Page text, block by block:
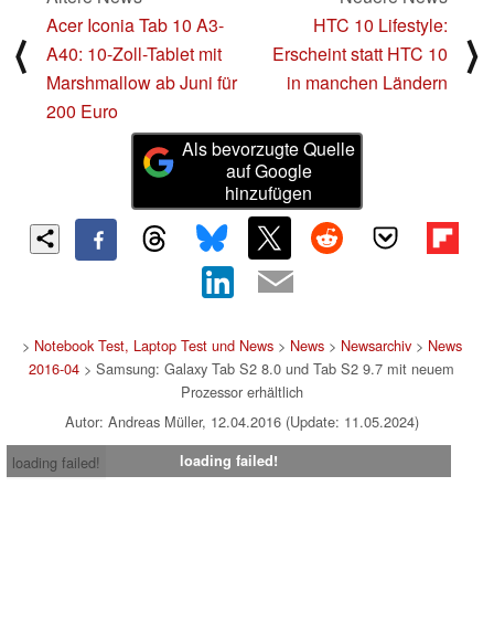
⟨
Acer Iconia Tab 10 A3-
A40: 10-Zoll-Tablet mit
Marshmallow ab Juni für
200 Euro
HTC 10 Lifestyle:
Erscheint statt HTC 10
in manchen Ländern
⟩
Als bevorzugte Quelle
auf Google
hinzufügen
> Notebook Test, Laptop Test und News> News> Newsarchiv> News
2016-04 > Samsung: Galaxy Tab S2 8.0 und Tab S2 9.7 mit neuem
Prozessor erhältlich
Autor: Andreas Müller, 12.04.2016 (Update: 11.05.2024)
loading failed!
loading failed!